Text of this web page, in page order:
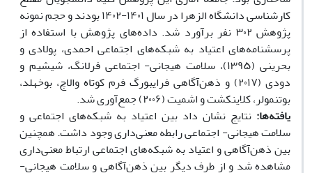
کارشناسی دانشگاه الزهرا در سال ۱۴۰۱-۱۴۰۲ بودند و حجم نمونه
پژوهش ۳۰۲ نفر برآورد شد. داده‌های پژوهش با استفاده از
پرسشنامه‌های اعتیاد به شبکه‌های اجتماعی احمدی، پولادی و
بحرینی (۱۳۹۵)، سلامت هیجانی- اجتماعی فرلانگ، شیشیم و
دودی (۲۰۱۷) و ذهن‌آگاهی فرایبورگ فرم کوتاه والاچ، بوخهلد،
بوتنمولر، کلاینکشت و اشمیت (۲۰۰۶) ‌جمع‌آوری شد.
یافته‌ها: نتایج نشان داد بین اعتیاد به شبکه‌های اجتماعی و
سلامت هیجانی- اجتماعی رابطه معنی‌داری وجود داشت. همچنین
بین ذهن‌آگاهی و اعتیاد به شبکه‌های اجتماعی ارتباط معنی‌داری
مشاهده شد و از طرف دیگر بین ذهن‌آگاهی و سلامت هیجانی-